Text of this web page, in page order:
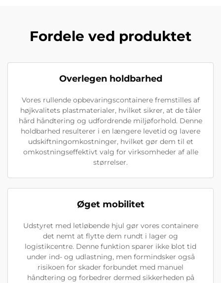
Fordele ved produktet
Overlegen holdbarhed
Vores rullende opbevaringscontainere fremstilles af
højkvalitets plastmaterialer, hvilket sikrer, at de tåler
hård håndtering og udfordrende miljøforhold. Denne
holdbarhed resulterer i en længere levetid og lavere
udskiftningomkostninger, hvilket gør dem til et
omkostningseffektivt valg for virksomheder af alle
størrelser.
Øget mobilitet
Udstyret med letløbende hjul gør vores containere
det nemt at flytte dem rundt i lager og
logistikcentre. Denne funktion sparer ikke blot tid
under ind- og udlastning, men formindsker også
risikoen for skader forbundet med manuel
håndtering og forbedrer dermed sikkerheden på